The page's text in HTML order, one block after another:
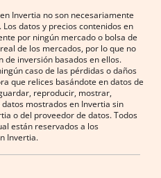
Invertia no son necesariamente
datos y precios contenidos en
por ningún mercado o bolsa de
de los mercados, por lo que no
inversión basados en ellos.
caso de las pérdidas o daños
que relices basándote en datos de
reproducir, mostrar,
mostrados en Invertia sin
o del proveedor de datos. Todos
están reservados a los
Invertia.